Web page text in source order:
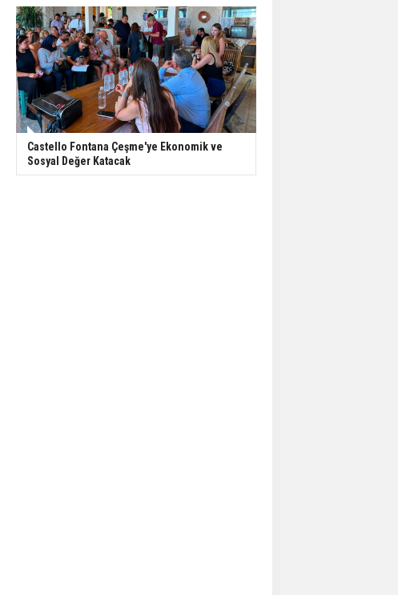
Castello Fontana Çeşme'ye Ekonomik ve
Sosyal Değer Katacak